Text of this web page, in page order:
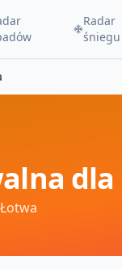
Radar
śniegu
dla
Łotwa